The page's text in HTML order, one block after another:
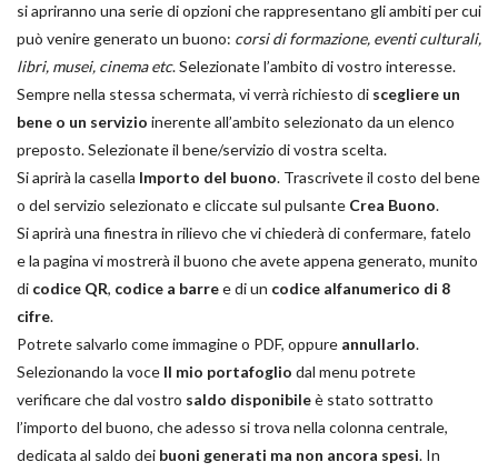
si apriranno una serie di opzioni che rappresentano gli ambiti per cui
può venire generato un buono: corsi di formazione, eventi culturali,
libri, musei, cinema etc. Selezionate l’ambito di vostro interesse.
Sempre nella stessa schermata, vi verrà richiesto di scegliere un
bene o un servizio inerente all’ambito selezionato da un elenco
preposto. Selezionate il bene/servizio di vostra scelta.
Si aprirà la casella Importo del buono. Trascrivete il costo del bene
o del servizio selezionato e cliccate sul pulsante Crea Buono.
Si aprirà una finestra in rilievo che vi chiederà di confermare, fatelo
e la pagina vi mostrerà il buono che avete appena generato, munito
di codice QR, codice a barree di un codice alfanumerico di 8
cifre.
Potrete salvarlo come immagine o PDF, oppure annullarlo.
Selezionando la voce Il mio portafoglio dal menu potrete
verificare che dal vostro saldo disponibileè stato sottratto
l’importo del buono, che adesso si trova nella colonna centrale,
dedicata al saldo dei buoni generati ma non ancora spesi. In